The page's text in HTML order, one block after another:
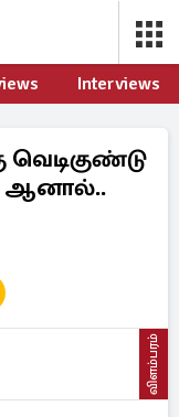
Interviews
வெடிகுண்டு
ஆனால்..
விளம்பரம்